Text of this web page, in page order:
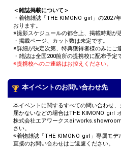
＜雑誌掲載について＞
・着物雑誌「THE KIMONO girl」の2027
おります。
※撮影スケジュールの都合上、掲載時期が
・掲載ページ、カット数は未定です。
※詳細が決定次第、特典獲得者様のみにご
・雑誌は全国200箇所の提携校に配布予定
※提携校へのご連絡はお控えください。
本イベントのお問い合わせ先
本イベントに関するすべての問い合わせ
届かないなどの場合はTHE KIMONO girl
株式会社エアワークス
さい。
※着物雑誌「THE KIMONO girl」専属モデ
直接のお問い合わせはご遠慮ください。